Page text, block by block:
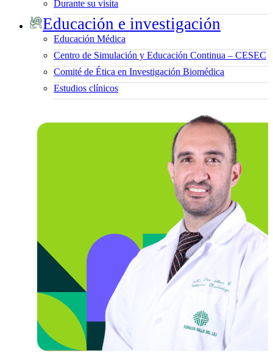
Durante su visita
Educación e investigación
Educación Médica
Centro de Simulación y Educación Continua – CESEC
Comité de Ética en Investigación Biomédica
Estudios clínicos